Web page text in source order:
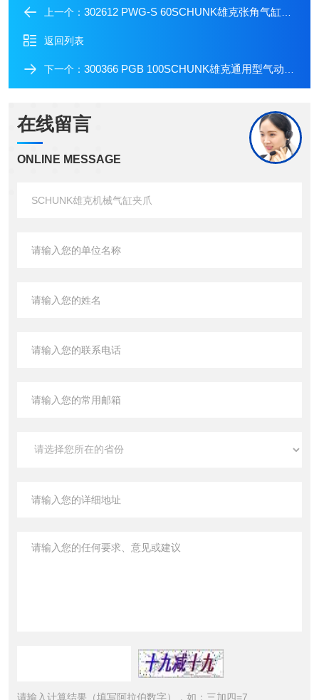
上一个： 302612 PWG-S 60SCHUNK雄克张角气缸夹爪
返回列表
下一个： 300366 PGB 100SCHUNK雄克通用型气动机械手
在线留言
ONLINE MESSAGE
请输入计算结果（填写阿拉伯数字），如：三加四=7